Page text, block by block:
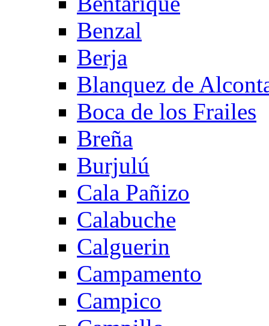
Benzal
Berja
Blanquez de
Boca de los Frailes
Breña
Burjulú
Cala Pañizo
Calabuche
Calguerin
Campamento
Campico